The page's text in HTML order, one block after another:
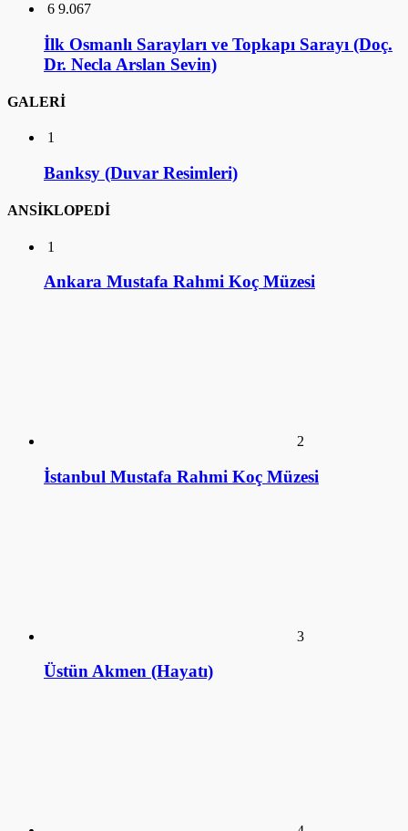
6 9.067
İlk Osmanlı Sarayları ve Topkapı Sarayı (Doç.
Dr. Necla Arslan Sevin)
GALERİ
1
Banksy (Duvar Resimleri)
ANSİKLOPEDİ
1
Ankara Mustafa Rahmi Koç Müzesi
2
İstanbul Mustafa Rahmi Koç Müzesi
3
Üstün Akmen (Hayatı)